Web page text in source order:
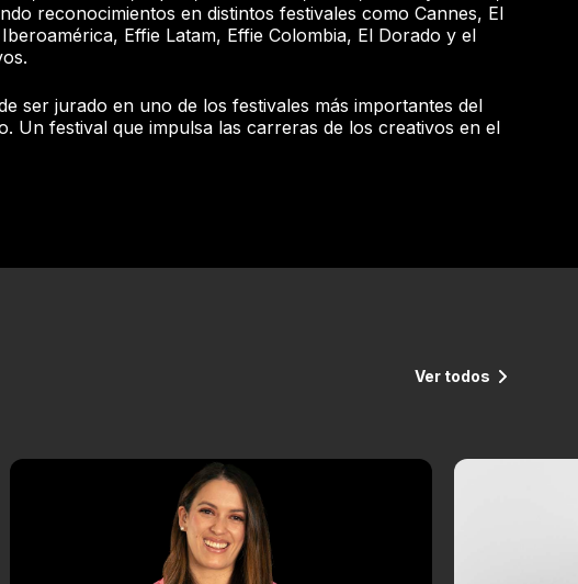
reconocimientos en distintos festivales como Cannes, El
Effie Latam, Effie Colombia, El Dorado y el
ser jurado en uno de los festivales más importantes del
Un festival que impulsa las carreras de los creativos en el
Ver todos